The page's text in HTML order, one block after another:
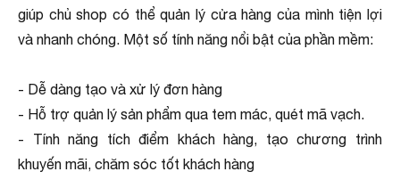
giúp chủ shop có thể quản lý cửa hàng của mình tiện lợi
và nhanh chóng. Một số tính năng nổi bật của phần mềm:
- Dễ dàng tạo và xử lý đơn hàng
- Hỗ trợ quản lý sản phẩm qua tem mác, quét mã vạch.
- Tính năng tích điểm khách hàng, tạo chương trình
khuyến mãi, chăm sóc tốt khách hàng